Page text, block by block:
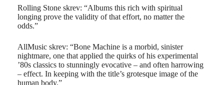
Rolling Stone skrev: “Albums this rich with spiritual
longing prove the validity of that effort, no matter the
odds.”
AllMusic skrev: “Bone Machine is a morbid, sinister
nightmare, one that applied the quirks of his experimental
’80s classics to stunningly evocative – and often harrowing
– effect. In keeping with the title’s grotesque image of the
human body.”